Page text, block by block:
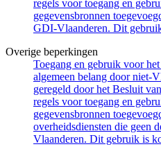
regels voor toegang en
gegevensbronnen
GDI-Vlaanderen. Dit
Overige beperkingen
Toegang en gebruik voor
algemeen belang door niet-
geregeld door het Besluit
regels voor toegang en
gegevensbronnen
overheidsdiensten die geen
Vlaanderen. Dit gebruik is